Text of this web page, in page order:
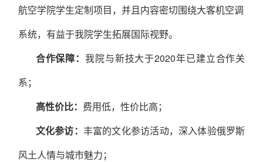
航空学院学生定制项目，并且内容密切围绕大客机空调
系统，有益于我院学生拓展国际视野。
合作保障：我院与新技大于2020年已建立合作关
系；
高性价比： 费用低，性价比高；
文化参访： 丰富的文化参访活动，深入体验俄罗斯
风土人情与城市魅力；